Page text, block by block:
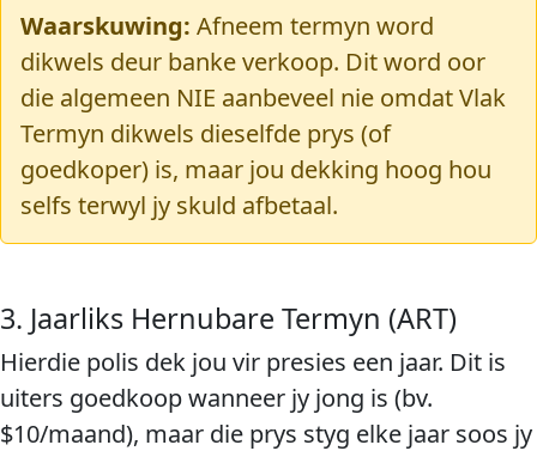
Waarskuwing: Afneem termyn word
dikwels deur banke verkoop. Dit word oor
die algemeen NIE aanbeveel nie omdat Vlak
Termyn dikwels dieselfde prys (of
goedkoper) is, maar jou dekking hoog hou
selfs terwyl jy skuld afbetaal.
3. Jaarliks Hernubare Termyn (ART)
Hierdie polis dek jou vir presies een jaar. Dit is
uiters goedkoop wanneer jy jong is (bv.
$10/maand), maar die prys styg elke jaar soos jy